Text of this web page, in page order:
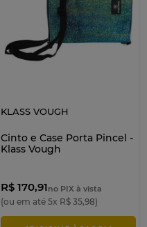
KLASS VOUGH
Cinto e Case Porta Pincel -
Klass Vough
R$ 170,91no PIX à vista
(ou em até 5x R$ 35,98)